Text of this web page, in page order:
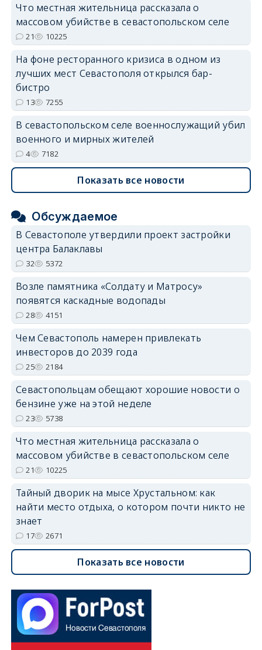
Что местная жительница рассказала о
массовом убийстве в севастопольском селе
21 10225
На фоне ресторанного кризиса в одном из
лучших мест Севастополя открылся бар-
бистро
13 7255
В севастопольском селе военнослужащий убил
военного и мирных жителей
4 7182
Показать все новости
Обсуждаемое
В Севастополе утвердили проект застройки
центра Балаклавы
32 5372
Возле памятника «Солдату и Матросу»
появятся каскадные водопады
28 4151
Чем Севастополь намерен привлекать
инвесторов до 2039 года
25 2184
Севастопольцам обещают хорошие новости о
бензине уже на этой неделе
23 5738
Что местная жительница рассказала о
массовом убийстве в севастопольском селе
21 10225
Тайный дворик на мысе Хрустальном: как
найти место отдыха, о котором почти никто не
знает
17 2671
Показать все новости